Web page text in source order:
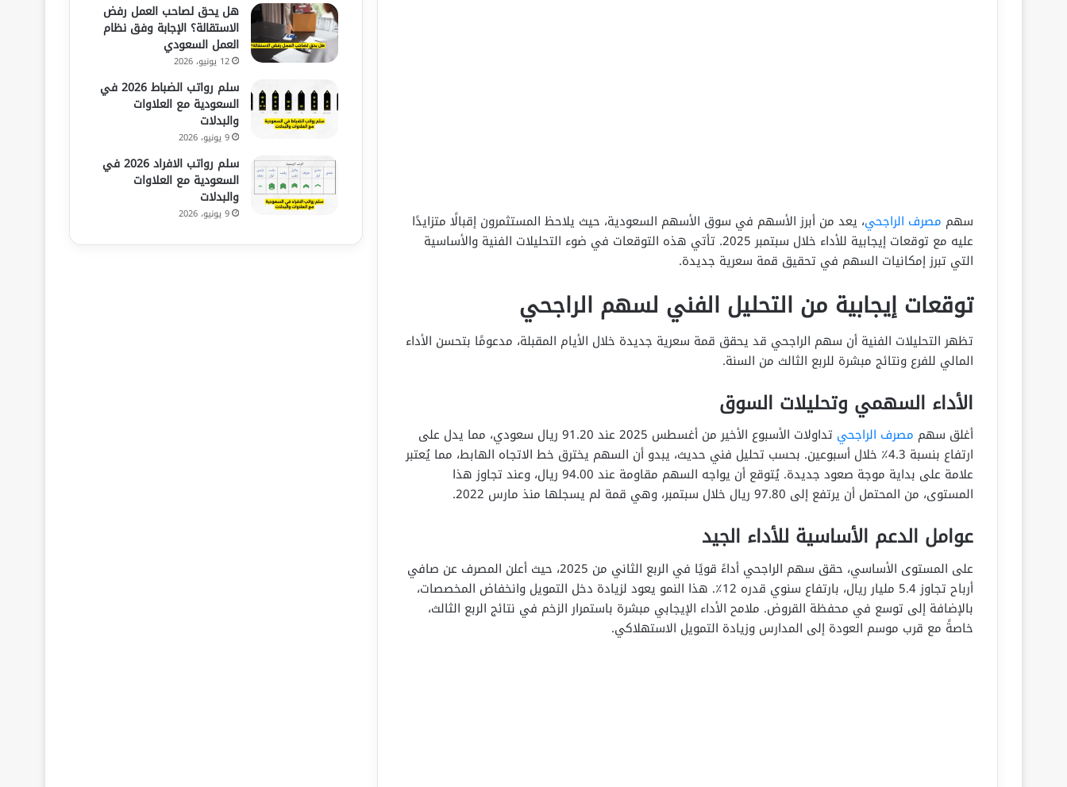
سهم مصرف الراجحي، يعد من أبرز الأسهم في سوق الأسهم السعودية، حيث يلاحظ المستثمرون إقبالًا متزايدًا
عليه مع توقعات إيجابية للأداء خلال سبتمبر 2025. تأتي هذه التوقعات في ضوء التحليلات الفنية والأساسية
التي تبرز إمكانيات السهم في تحقيق قمة سعرية جديدة.
توقعات إيجابية من التحليل الفني لسهم الراجحي
تظهر التحليلات الفنية أن سهم الراجحي قد يحقق قمة سعرية جديدة خلال الأيام المقبلة، مدعومًا بتحسن الأداء
المالي للفرع ونتائج مبشرة للربع الثالث من السنة.
الأداء السهمي وتحليلات السوق
أغلق سهم مصرف الراجحي
تداولات الأسبوع الأخير من أغسطس 2025 عند 91.20 ريال سعودي، مما يدل على
ارتفاع بنسبة 4.3٪ خلال أسبوعين. بحسب تحليل فني حديث، يبدو أن السهم يخترق خط الاتجاه الهابط، مما يُعتبر
علامة على بداية موجة صعود جديدة. يُتوقع أن يواجه السهم مقاومة عند 94.00 ريال، وعند تجاوز هذا
المستوى، من المحتمل أن يرتفع إلى 97.80 ريال خلال سبتمبر، وهي قمة لم يسجلها منذ مارس 2022.
عوامل الدعم الأساسية للأداء الجيد
على المستوى الأساسي، حقق سهم الراجحي أداءً قويًا في الربع الثاني من 2025، حيث أعلن المصرف عن صافي
أرباح تجاوز 5.4 مليار ريال، بارتفاع سنوي قدره 12٪. هذا النمو يعود لزيادة دخل التمويل وانخفاض المخصصات،
بالإضافة إلى توسع في محفظة القروض. ملامح الأداء الإيجابي مبشرة باستمرار الزخم في نتائج الربع الثالث،
خاصةً مع قرب موسم العودة إلى المدارس وزيادة التمويل الاستهلاكي.
هل يحق لصاحب العمل رفض
الاستقالة؟ الإجابة وفق نظام
العمل السعودي
12 يونيو، 2026
سلم رواتب الضباط 2026 في
السعودية مع العلاوات
والبدلات
9 يونيو، 2026
سلم رواتب الافراد 2026 في
السعودية مع العلاوات
والبدلات
9 يونيو، 2026